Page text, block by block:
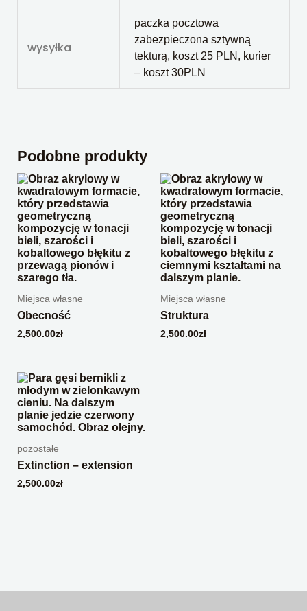
wysyłka
paczka pocztowa
zabezpieczona sztywną
tekturą, koszt 25 PLN, kurier
– koszt 30PLN
Podobne produkty
Miejsca własne
Obecność
2,500.00zł
Miejsca własne
Struktura
2,500.00zł
pozostałe
Extinction – extension
2,500.00zł